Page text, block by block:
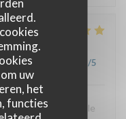
uw
het
functies
5/5 Kwaliteit / Prijs /5
mange très bien et le